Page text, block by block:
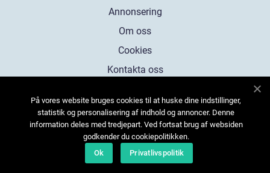
Annonsering
Om oss
Cookies
Kontakta oss
På vores website bruges cookies til at huske dine indstillinger,
statistik og personalisering af indhold og annoncer. Denne
information deles med tredjepart. Ved fortsat brug af websiden
godkender du cookiepolitikken.
Ok
Privatlivspolitik